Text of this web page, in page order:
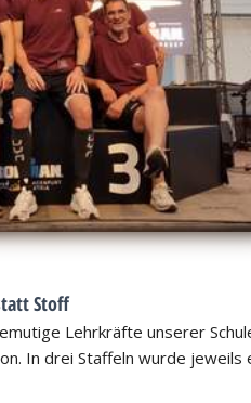
Stoff
Lehrkräfte unserer
In drei Staffeln wurde jeweils